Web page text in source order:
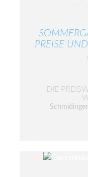
PREISE
DIE